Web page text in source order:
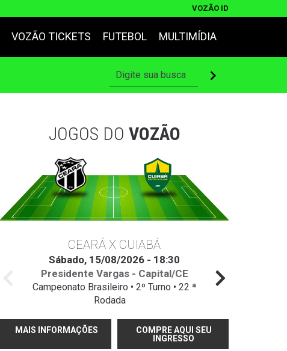
VOZÃO ID
VOZÃO TICKETS FUTEBOL MULTIMÍDIA
JOGOS DO VOZÃO
CEARÁ X CUIABÁ
Sábado, 15/08/2026 - 18:30
Presidente Vargas - Capital/CE
Campeonato Brasileiro • 2º Turno • 22 ª
Rodada
MAIS INFORMAÇÕES
COMPRE AQUI SEU
INGRESSO